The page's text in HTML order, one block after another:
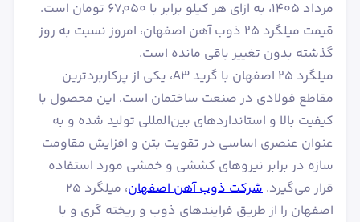
مرداد ۱۴۰۵، به ازای هر کیلو برابر با ۶۷٬۰۵۰ تومان است.
قیمت میلگرد 25 ذوب آهن اصفهان، امروز نسبت به روز
گذشته بدون تغییر باقی مانده است.
میلگرد ۲۵ اصفهان با گرید A3، یکی از پرکاربردترین
مقاطع فولادی در صنعت ساختمان است. این محصول با
کیفیت بالا و استانداردهای بین‌المللی تولید شده و به
عنوان عنصری اساسی در تقویت بتن و افزایش مقاومت
سازه در برابر نیروهای کششی و خمشی مورد استفاده
قرار می‌گیرد. شرکت ذوب آهن اصفهان
، میلگرد ۲۵
اصفهان را از طریق فرایندهای ذوب و ریخته گری و با